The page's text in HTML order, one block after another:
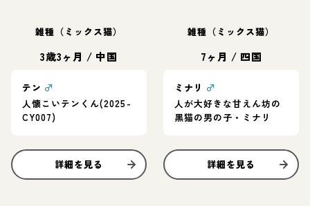
雑種（ミックス猫）
3歳3ヶ月 / 中国
テン ♂
人懐こいテンくん(2025-
CY007)
詳細を見る
雑種（ミックス猫）
7ヶ月 / 四国
ミナリ ♂
人が大好きな甘えん坊の
黒猫の男の子・ミナリ
詳細を見る